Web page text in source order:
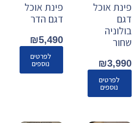
פינת אוכל
דגם
בולוניה
שחור
₪3,990
לפרטים
נוספים
פינת אוכל
דגם הדר
₪5,490
לפרטים
נוספים